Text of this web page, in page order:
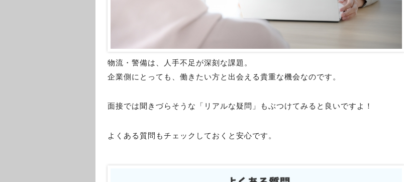
物流・警備は、人手不足が深刻な課題。
企業側にとっても、働きたい方と出会える貴重な機会なのです。
面接では聞きづらそうな「リアルな疑問」もぶつけてみると良いですよ！
よくある質問もチェックしておくと安心です。